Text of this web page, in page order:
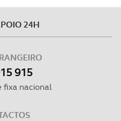
internacionais de
apenas com o seu
estritamente
tipo de Cookies e
na sua
24H
915
fixa nacional